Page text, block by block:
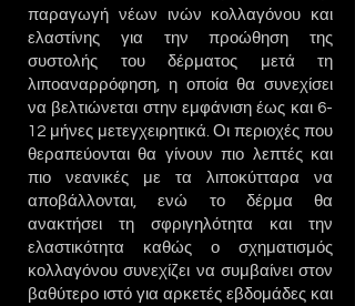
παραγωγή νέων ινών κολλαγόνου και
ελαστίνης για την προώθηση της
συστολής του δέρματος μετά τη
λιποαναρρόφηση, η οποία θα συνεχίσει
να βελτιώνεται στην εμφάνιση έως και 6-
12 μήνες μετεγχειρητικά. Οι περιοχές που
θεραπεύονται θα γίνουν πιο λεπτές και
πιο νεανικές με τα λιποκύτταρα να
αποβάλλονται, ενώ το δέρμα θα
ανακτήσει τη σφριγηλότητα και την
ελαστικότητα καθώς ο σχηματισμός
κολλαγόνου συνεχίζει να συμβαίνει στον
βαθύτερο ιστό για αρκετές εβδομάδες και